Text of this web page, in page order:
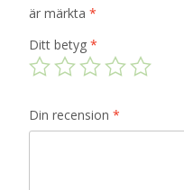
är märkta *
Ditt betyg *
Din recension *